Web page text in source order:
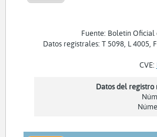
Fuente: Boletín
Datos registrales: T 5098, L 4005,
CVE:
Datos del